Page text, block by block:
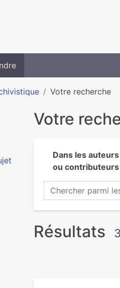
Votre recherche
Votre
Dans les auteurs
ou contributeurs
Chercher parmi les
Résultats